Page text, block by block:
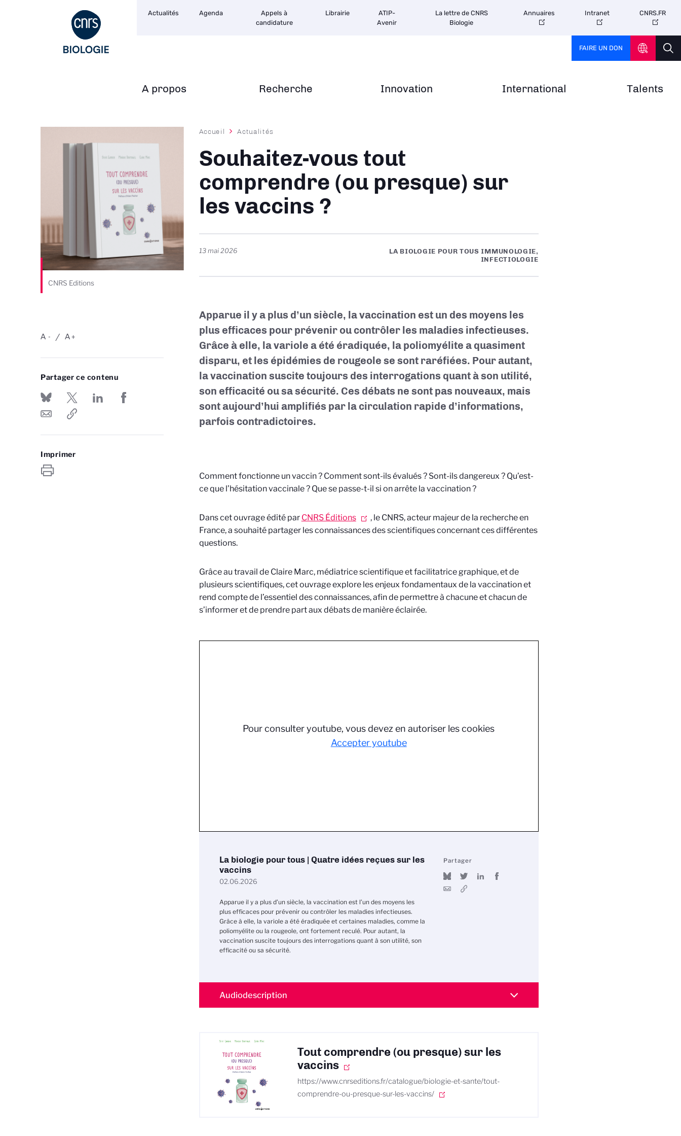
Navigation
A propos Recherche Innovation International Talents
secondaire
Actualités Agenda
Appels à
candidature
Librairie
ATIP-
Avenir
La lettre de CNRS
Biologie
Annuaires Intranet CNRS.FR
FAIRE UN DON
CNRS Editions
-
A +
A
Partager ce contenu
Imprimer
Fil
Accueil Actualités
Souhaitez-vous tout
comprendre (ou presque) sur
les vaccins ?
13 mai 2026
LA BIOLOGIE POUR TOUS IMMUNOLOGIE,
INFECTIOLOGIE
Apparue il y a plus d’un siècle, la vaccination est un des moyens les
plus efficaces pour prévenir ou contrôler les maladies infectieuses.
Grâce à elle, la variole a été éradiquée, la poliomyélite a quasiment
disparu, et les épidémies de rougeole se sont raréfiées. Pour autant,
la vaccination suscite toujours des interrogations quant à son utilité,
son efficacité ou sa sécurité. Ces débats ne sont pas nouveaux, mais
sont aujourd’hui amplifiés par la circulation rapide d’informations,
parfois contradictoires.
Comment fonctionne un vaccin ? Comment sont-ils évalués ? Sont-ils dangereux ? Qu’est-
ce que l’hésitation vaccinale ? Que se passe-t-il si on arrête la vaccination ?
Dans cet ouvrage édité par CNRS Éditions
, le CNRS, acteur majeur de la recherche en
France, a souhaité partager les connaissances des scientifiques concernant ces différentes
questions.
Grâce au travail de Claire Marc, médiatrice scientifique et facilitatrice graphique, et de
plusieurs scientifiques, cet ouvrage explore les enjeux fondamentaux de la vaccination et
rend compte de l’essentiel des connaissances, afin de permettre à chacune et chacun de
s’informer et de prendre part aux débats de manière éclairée.
Pour consulter youtube, vous devez en autoriser les cookies
Accepter youtube
La biologie pour tous | Quatre idées reçues sur les
vaccins
02.06.2026
Apparue il y a plus d’un siècle, la vaccination est l’un des moyens les
plus efficaces pour prévenir ou contrôler les maladies infectieuses.
Grâce à elle, la variole a été éradiquée et certaines maladies, comme la
poliomyélite ou la rougeole, ont fortement reculé. Pour autant, la
vaccination suscite toujours des interrogations quant à son utilité, son
efficacité ou sa sécurité.
Partager
Audiodescription
Tout comprendre (ou presque) sur les
vaccins
https://www.cnrseditions.fr/catalogue/biologie-et-sante/tout-
comprendre-ou-presque-sur-les-vaccins/